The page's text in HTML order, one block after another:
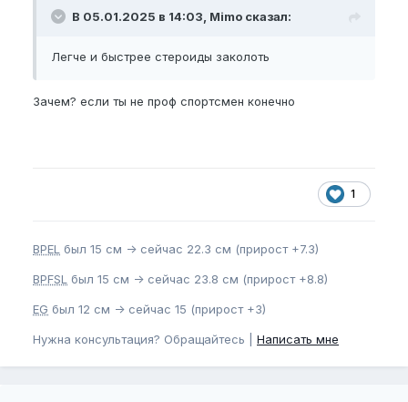
В 05.01.2025 в 14:03, Mimo сказал:
Легче и быстрее стероиды заколоть
Зачем? если ты не проф спортсмен конечно
1
BPEL был 15 см -> сейчас 22.3 см (прирост +7.3)
BPFSL был 15 см -> сейчас 23.8 см (прирост +8.8)
EG был 12 см -> сейчас 15 (прирост +3)
Нужна консультация? Обращайтесь | Написать мне